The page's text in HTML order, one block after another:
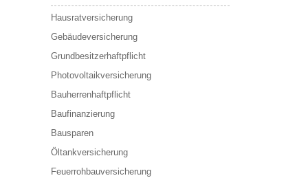
Hausratversicherung
Gebäudeversicherung
Grundbesitzerhaftpflicht
Photovoltaikversicherung
Bauherrenhaftpflicht
Baufinanzierung
Bausparen
Öltankversicherung
Feuerrohbauversicherung